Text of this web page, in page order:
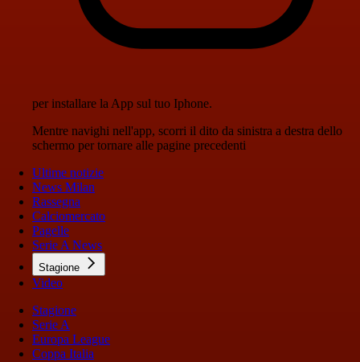
per installare la App sul tuo Iphone.
Mentre navighi nell'app, scorri il dito da sinistra a destra dello
schermo per tornare alle pagine precedenti
Ultime notizie
News Milan
Rassegna
Calciomercato
Pagelle
Serie A News
Stagione
Video
Stagione
Serie A
Europa League
Coppa Italia